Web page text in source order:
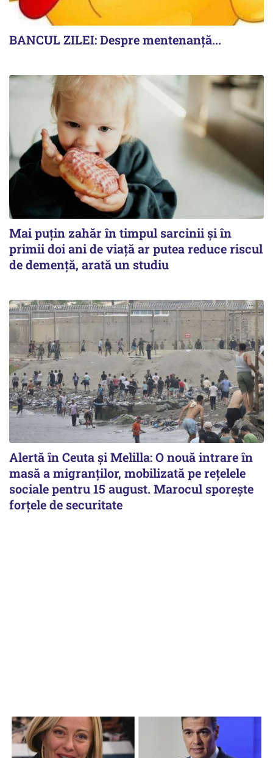
BANCUL ZILEI: Despre mentenanță...
Mai puțin zahăr în timpul sarcinii și în
primii doi ani de viață ar putea reduce riscul
de demență, arată un studiu
Alertă în Ceuta și Melilla: O nouă intrare în
masă a migranților, mobilizată pe rețelele
sociale pentru 15 august. Marocul sporește
forțele de securitate